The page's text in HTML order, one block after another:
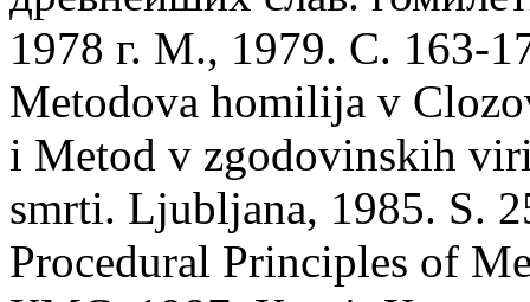
1978 г. М., 1979. С. 163-
Metodova homilija v
i Metod v zgodovinskih
smrti. Ljubljana, 1985. S.
Procedural Principles of